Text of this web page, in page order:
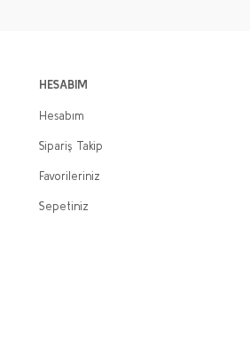
HESABIM
Hesabım
Sipariş Takip
Favorileriniz
Sepetiniz